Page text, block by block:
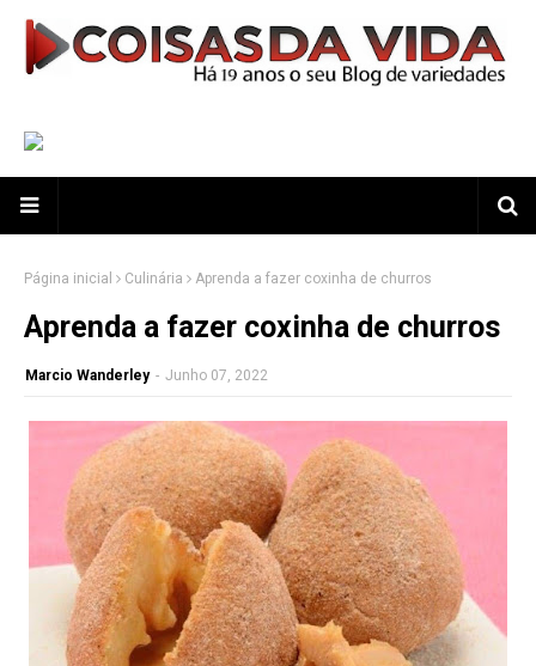
Página inicial Culinária Aprenda a fazer coxinha de churros
Aprenda a fazer coxinha de churros
Marcio Wanderley - Junho 07, 2022